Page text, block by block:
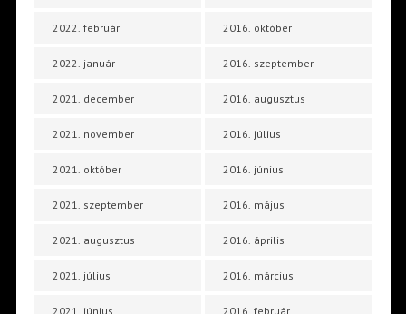
2022. február
2022. január
2021. december
2021. november
2021. október
2021. szeptember
2021. augusztus
2021. július
2021. június
2016. október
2016. szeptember
2016. augusztus
2016. július
2016. június
2016. május
2016. április
2016. március
2016. február